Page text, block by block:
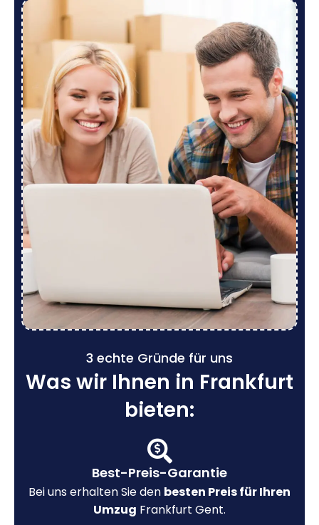
3 echte Gründe für uns
Was wir Ihnen in Frankfurt
bieten:
Best-Preis-Garantie
Bei uns erhalten Sie den besten Preis für Ihren
Umzug Frankfurt Gent.